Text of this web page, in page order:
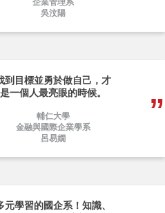
企業管理系
吳汶陽
到目標並勇於做自己，才
是一個人最亮眼的時候。
輔仁大學
金融與國際企業學系
呂易嫺
元學習的國企系！知識、